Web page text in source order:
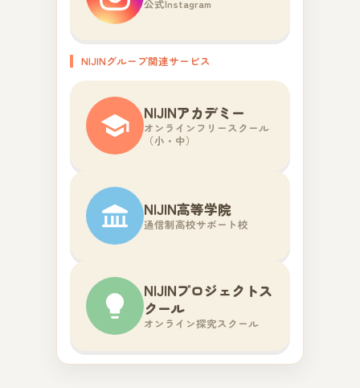
公式Instagram
NIJINグループ関連サービス
NIJINアカデミー
オンラインフリースクール
（小・中）
NIJIN高等学院
通信制高校サポート校
NIJINプロジェクトス
クール
オンライン探究スクール